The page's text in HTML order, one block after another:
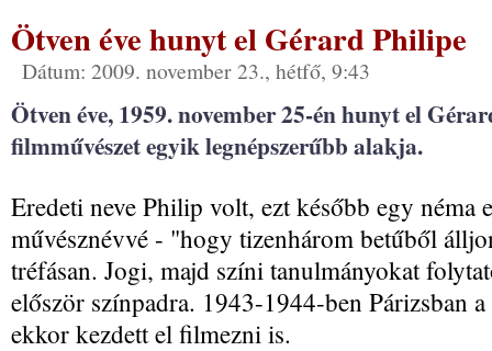
Ötven éve hunyt el Gérard Philipe
Dátum: 2009. november 23., hétfő, 9:43
Ötven éve, 1959. november 25-én hunyt el
filmművészet egyik legnépszerűbb alakja.
Eredeti neve Philip volt, ezt később egy néma
művésznévvé - "hogy tizenhárom betűből
tréfásan. Jogi, majd színi tanulmányokat
először színpadra. 1943-1944-ben Párizsban
ekkor kezdett el filmezni is.